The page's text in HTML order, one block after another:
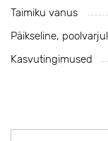
Taimiku vanus
Päikseline,
Kasvutingimused